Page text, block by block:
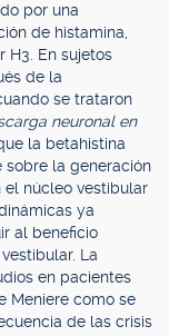
por una
de histamina,
H3. En sujetos
de la
se trataron
neuronal en
la betahistina
sobre la generación
el núcleo vestibular
ya
al beneficio
La
en pacientes
Meniere como se
de las crisis